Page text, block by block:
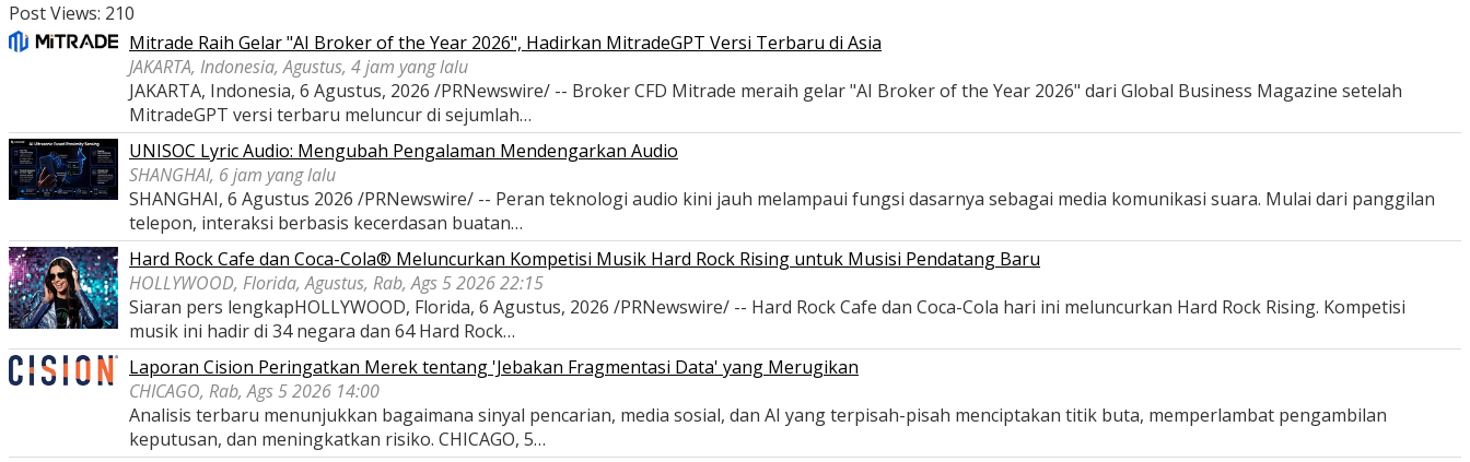
Post Views: 210
Mitrade Raih Gelar "AI Broker of the Year 2026", Hadirkan MitradeGPT Versi Terbaru di Asia
JAKARTA, Indonesia, Agustus, 4 jam yang lalu
JAKARTA, Indonesia, 6 Agustus, 2026 /PRNewswire/ -- Broker CFD Mitrade meraih gelar "AI Broker of the Year 2026" dari Global Business Magazine setelah
MitradeGPT versi terbaru meluncur di sejumlah…
UNISOC Lyric Audio: Mengubah Pengalaman Mendengarkan Audio
SHANGHAI, 6 jam yang lalu
SHANGHAI, 6 Agustus 2026 /PRNewswire/ -- Peran teknologi audio kini jauh melampaui fungsi dasarnya sebagai media komunikasi suara. Mulai dari panggilan
telepon, interaksi berbasis kecerdasan buatan…
Hard Rock Cafe dan Coca-Cola® Meluncurkan Kompetisi Musik Hard Rock Rising untuk Musisi Pendatang Baru
HOLLYWOOD, Florida, Agustus, Rab, Ags 5 2026 22:15
Siaran pers lengkapHOLLYWOOD, Florida, 6 Agustus, 2026 /PRNewswire/ -- Hard Rock Cafe dan Coca-Cola hari ini meluncurkan Hard Rock Rising. Kompetisi
musik ini hadir di 34 negara dan 64 Hard Rock…
Laporan Cision Peringatkan Merek tentang 'Jebakan Fragmentasi Data' yang Merugikan
CHICAGO, Rab, Ags 5 2026 14:00
Analisis terbaru menunjukkan bagaimana sinyal pencarian, media sosial, dan AI yang terpisah-pisah menciptakan titik buta, memperlambat pengambilan
keputusan, dan meningkatkan risiko. CHICAGO, 5…